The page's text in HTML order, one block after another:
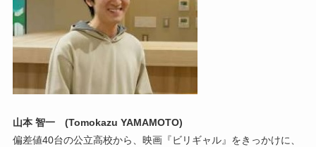
山本 智一 (Tomokazu YAMAMOTO)
偏差値40台の公立高校から、映画『ビリギャル』をきっかけに、